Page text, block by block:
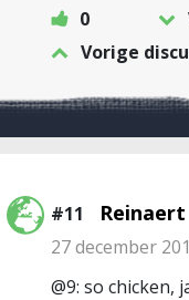
0
Vorige
#11 Reinaert
27 december
@9: so chicken,